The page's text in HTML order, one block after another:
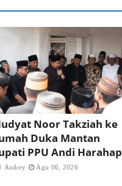
Noor Takziah ke
Duka Mantan
PPU Andi Harahap
Audrey Agu 06, 2026